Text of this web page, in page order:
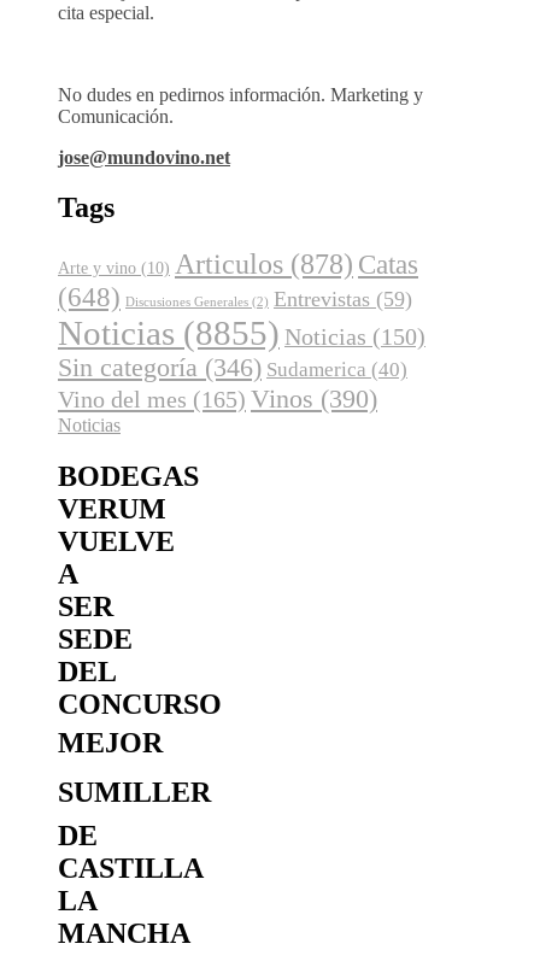
cita especial.
No dudes en pedirnos información. Marketing y
Comunicación.
jose@mundovino.net
Tags
Arte y vino (10) Articulos (878) Catas
(648) Discusiones Generales (2) Entrevistas (59)
Noticias (8855) Noticias (150)
Sin categoría (346) Sudamerica (40)
Vino del mes (165) Vinos (390)
Noticias
BODEGAS
VERUM
VUELVE
A
SER
SEDE
DEL
CONCURSO
MEJOR
SUMILLER
DE
CASTILLA
LA
MANCHA